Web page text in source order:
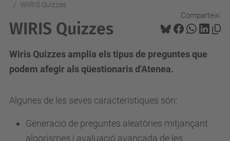
WIRIS Quizzes
Comparteix:
WIRIS Quizzes
Wiris Quizzes amplia els tipus de preguntes que
podem afegir als qüestionaris d'Atenea.
Algunes de les seves característiques són:
Generació de preguntes aleatòries mitjançant
algorismes i avaluació avançada de les